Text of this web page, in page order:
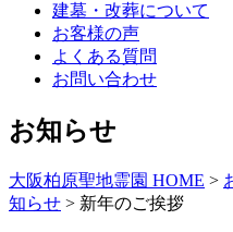
建墓・改葬について
お客様の声
よくある質問
お問い合わせ
お知らせ
大阪柏原聖地霊園 HOME >
知らせ > 新年のご挨拶